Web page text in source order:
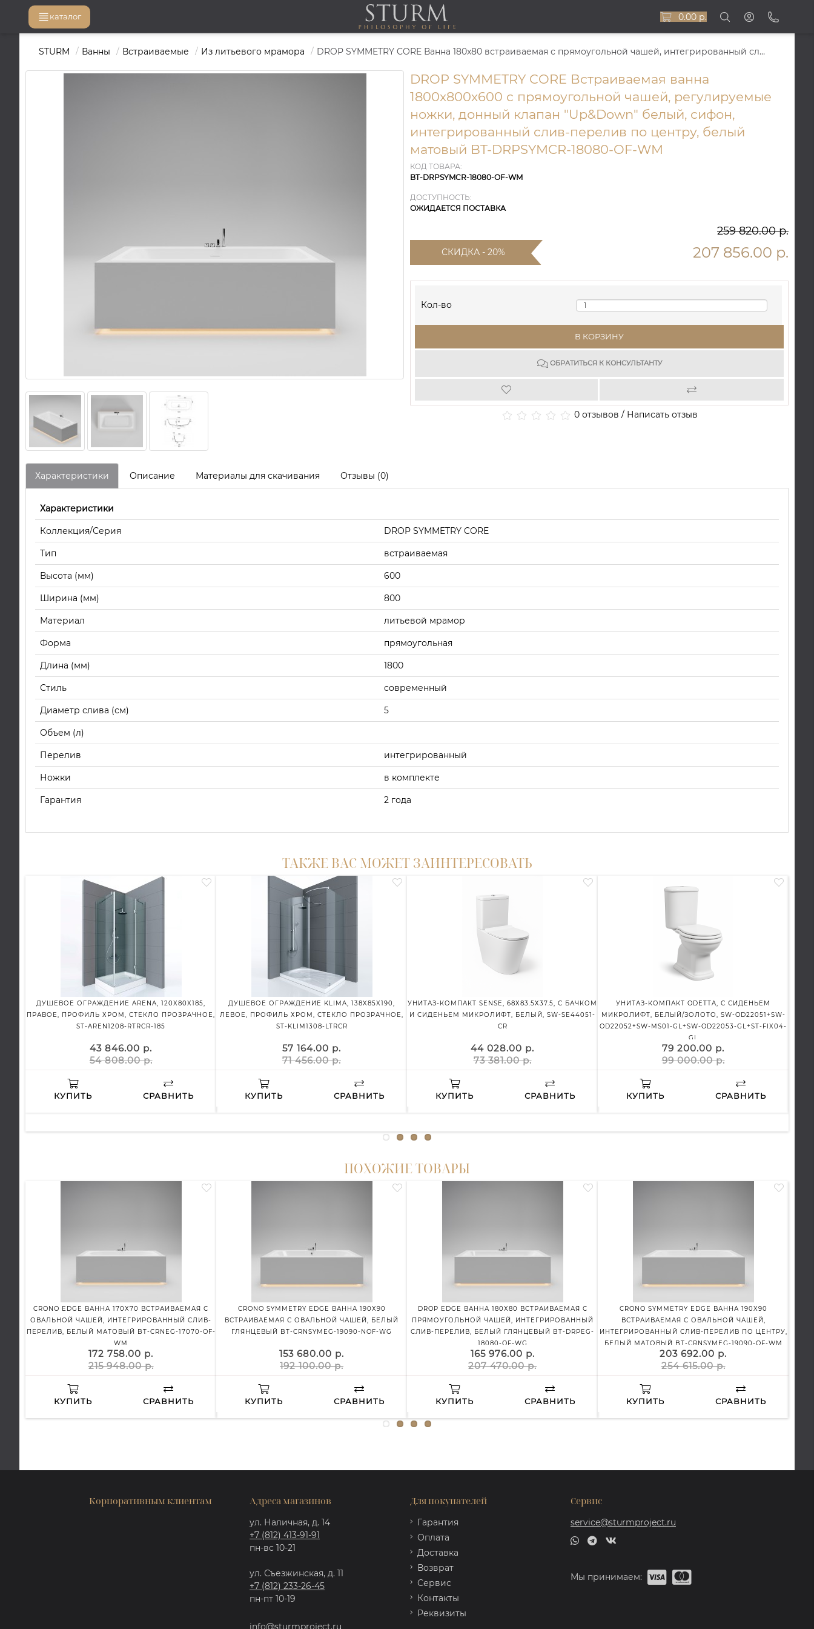
каталог 0.00 р.
STURM Ванны Встраиваемые Из литьевого мрамора DROP SYMMETRY CORE Ванна 180x80 встраиваемая с прямоугольной чашей, интегрированный слив-перелив по центру, белый матовый BT-DRPSYMCR-18080-OF-WM
DROP SYMMETRY CORE Встраиваемая ванна
1800х800х600 с прямоугольной чашей, регулируемые
ножки, донный клапан "Up&Down" белый, сифон,
интегрированный слив-перелив по центру, белый
матовый BT-DRPSYMCR-18080-OF-WM
КОД ТОВАРА:
BT-DRPSYMCR-18080-OF-WM
ДОСТУПНОСТЬ:
ОЖИДАЕТСЯ ПОСТАВКА
259 820.00 р.
СКИДКА - 20% 207 856.00 р.
Кол-во
В КОРЗИНУ
ОБРАТИТЬСЯ К КОНСУЛЬТАНТУ
0 отзывов / Написать отзыв
Характеристики Описание Материалы для скачивания Отзывы (0)
Характеристики
Коллекция/Серия DROP SYMMETRY CORE
Тип встраиваемая
Высота (мм) 600
Ширина (мм) 800
Материал литьевой мрамор
Форма прямоугольная
Длина (мм) 1800
Стиль современный
Диаметр слива (см) 5
Объем (л)
Перелив интегрированный
Ножки в комплекте
Гарантия 2 года
ТАКЖЕ ВАС МОЖЕТ ЗАИНТЕРЕСОВАТЬ
ДУШЕВОЕ ОГРАЖДЕНИЕ ARENA, 120X80X185,
ПРАВОЕ, ПРОФИЛЬ ХРОМ, СТЕКЛО ПРОЗРАЧНОЕ,
ST-AREN1208-RTRCR-185
43 846.00 р.
54 808.00 р.
КУПИТЬ СРАВНИТЬ
ДУШЕВОЕ ОГРАЖДЕНИЕ KLIMA, 138X85X190,
ЛЕВОЕ, ПРОФИЛЬ ХРОМ, СТЕКЛО ПРОЗРАЧНОЕ,
ST-KLIM1308-LTRCR
57 164.00 р.
71 456.00 р.
КУПИТЬ СРАВНИТЬ
УНИТАЗ-КОМПАКТ SENSE, 68Х83.5Х37.5, С БАЧКОМ
И СИДЕНЬЕМ МИКРОЛИФТ, БЕЛЫЙ, SW-SE44051-
CR
44 028.00 р.
73 381.00 р.
КУПИТЬ СРАВНИТЬ
УНИТАЗ-КОМПАКТ ODETTA, С СИДЕНЬЕМ
МИКРОЛИФТ, БЕЛЫЙ/ЗОЛОТО, SW-OD22051+SW-
OD22052+SW-MS01-GL+SW-OD22053-GL+ST-FIX04-
GL
79 200.00 р.
99 000.00 р.
КУПИТЬ СРАВНИТЬ
ПОХОЖИЕ ТОВАРЫ
CRONO EDGE ВАННА 170X70 ВСТРАИВАЕМАЯ С
ОВАЛЬНОЙ ЧАШЕЙ, ИНТЕГРИРОВАННЫЙ СЛИВ-
ПЕРЕЛИВ, БЕЛЫЙ МАТОВЫЙ BT-CRNEG-17070-OF-
WM
172 758.00 р.
215 948.00 р.
КУПИТЬ СРАВНИТЬ
CRONO SYMMETRY EDGE ВАННА 190X90
ВСТРАИВАЕМАЯ С ОВАЛЬНОЙ ЧАШЕЙ, БЕЛЫЙ
ГЛЯНЦЕВЫЙ BT-CRNSYMEG-19090-NOF-WG
153 680.00 р.
192 100.00 р.
КУПИТЬ СРАВНИТЬ
DROP EDGE ВАННА 180X80 ВСТРАИВАЕМАЯ С
ПРЯМОУГОЛЬНОЙ ЧАШЕЙ, ИНТЕГРИРОВАННЫЙ
СЛИВ-ПЕРЕЛИВ, БЕЛЫЙ ГЛЯНЦЕВЫЙ BT-DRPEG-
18080-OF-WG
165 976.00 р.
207 470.00 р.
КУПИТЬ СРАВНИТЬ
CRONO SYMMETRY EDGE ВАННА 190X90
ВСТРАИВАЕМАЯ С ОВАЛЬНОЙ ЧАШЕЙ,
ИНТЕГРИРОВАННЫЙ СЛИВ-ПЕРЕЛИВ ПО ЦЕНТРУ,
БЕЛЫЙ МАТОВЫЙ BT-CRNSYMEG-19090-OF-WM
203 692.00 р.
254 615.00 р.
КУПИТЬ СРАВНИТЬ
Корпоративным клиентам Адреса магазинов
ул. Наличная, д. 14
+7 (812) 413-91-91
пн-вс 10-21
ул. Съезжинская, д. 11
+7 (812) 233-26-45
пн-пт 10-19
info@sturmproject.ru
Для покупателей
Гарантия
Оплата
Доставка
Возврат
Сервис
Контакты
Реквизиты
Сервис
service@sturmproject.ru
Мы принимаем: